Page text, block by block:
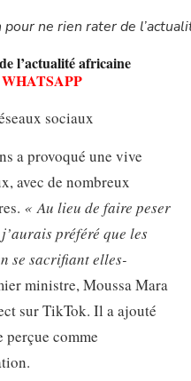
ne rien rater de
l’actualité africaine
WHATSAPP
sociaux
a provoqué une vive
avec de nombreux
« Au lieu de faire peser
préféré que les
se sacrifiant elles-
ministre, Moussa Mara
sur TikTok. Il a ajouté
comme